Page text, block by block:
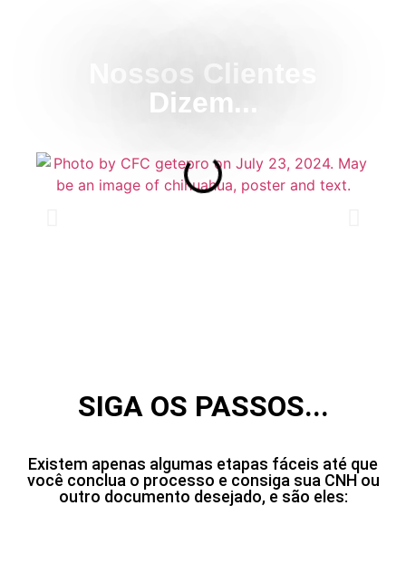
Dizem...
SIGA OS PASSOS...
Existem apenas algumas etapas fáceis até que
você conclua o processo e consiga sua CNH ou
outro documento desejado, e são eles: